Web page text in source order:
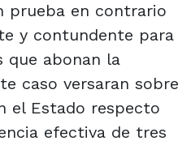
prueba en contrario
y contundente para
que abonan la
caso versaran sobre
el Estado respecto
efectiva de tres